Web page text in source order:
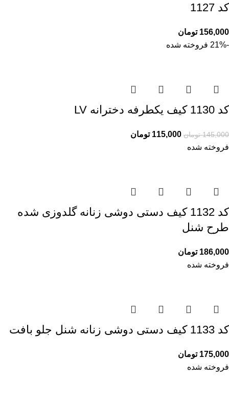
کد 1127
156,000 تومان
-21%
فروخته شده
کد 1130 کیف یکطرفه دخترانه LV
145,000 تومان 115,000 تومان
فروخته شده
کد 1132 کیف دستی دوشی زنانه گلدوزی شده
طرح شنل
186,000 تومان
فروخته شده
کد 1133 کیف دستی دوشی زنانه شنل جلو بافت
175,000 تومان
فروخته شده